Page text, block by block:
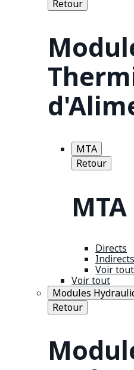
Retour
MTA
Retour
MTA
Directs
Indirects
Voir tout
Voir tout
Modules
Retour